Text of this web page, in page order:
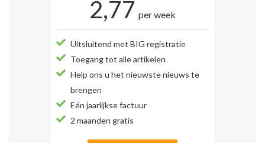
2,77 per week
Uitsluitend met BIG registratie
Toegang tot alle artikelen
Help ons u het nieuwste nieuws te
brengen
Eén jaarlijkse factuur
2 maanden gratis